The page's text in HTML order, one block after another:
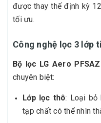
được thay thế định kỳ
tối ưu.
Công nghệ lọc 3 lớp
Bộ lọc LG Aero
chuyên biệt:
Lớp lọc thô: Loại bỏ
tạp chất có thể nhìn